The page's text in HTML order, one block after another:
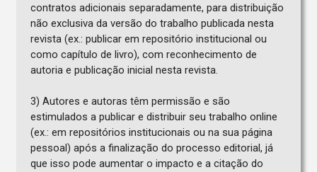
contratos adicionais separadamente, para distribuição
não exclusiva da versão do trabalho publicada nesta
revista (ex.: publicar em repositório institucional ou
como capítulo de livro), com reconhecimento de
autoria e publicação inicial nesta revista.
3) Autores e autoras têm permissão e são
estimulados a publicar e distribuir seu trabalho online
(ex.: em repositórios institucionais ou na sua página
pessoal) após a finalização do processo editorial, já
que isso pode aumentar o impacto e a citação do